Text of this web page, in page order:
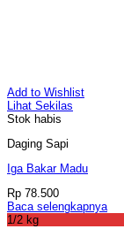
Add to Wishlist
Lihat Sekilas
Stok habis
Daging Sapi
Iga Bakar Madu
Rp 78.500
Baca selengkapnya
1/2 kg